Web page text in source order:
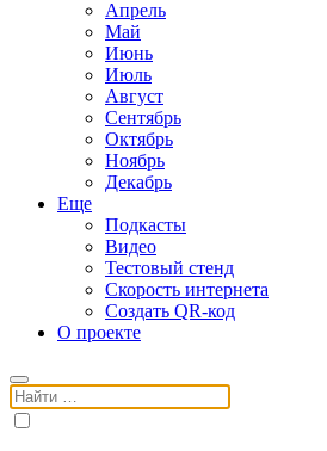
Апрель
Май
Июнь
Июль
Август
Сентябрь
Октябрь
Ноябрь
Декабрь
Еще
Подкасты
Видео
Тестовый стенд
Скорость интернета
Создать QR-код
О проекте
Поиск: